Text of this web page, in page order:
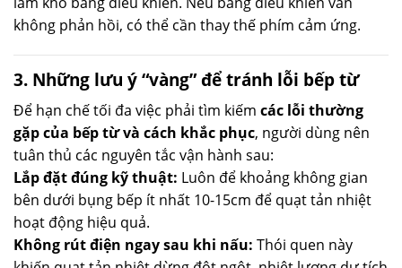
không phản hồi, có thể cần thay thế phím cảm ứng.
3. Những lưu ý “vàng” để tránh lỗi bếp từ
Để hạn chế tối đa việc phải tìm kiếm các lỗi thường
gặp của bếp từ và cách khắc phục, người dùng nên
tuân thủ các nguyên tắc vận hành sau:
Lắp đặt đúng kỹ thuật: Luôn để khoảng không gian
bên dưới bụng bếp ít nhất 10-15cm để quạt tản nhiệt
hoạt động hiệu quả.
Không rút điện ngay sau khi nấu: Thói quen này